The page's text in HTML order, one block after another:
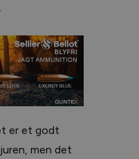
er et godt
men det